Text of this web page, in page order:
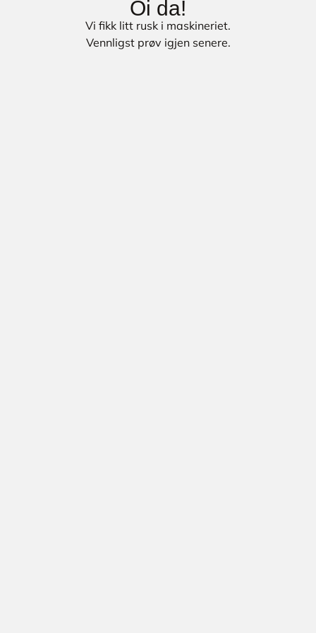
Oi da!
Vi fikk litt rusk i maskineriet.
Vennligst prøv igjen senere.